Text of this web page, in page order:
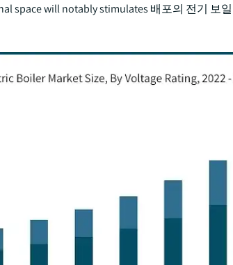
space will notably stimulates 배포의 전기 보